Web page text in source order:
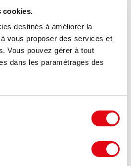
cookies.
destinés à améliorer la
vous proposer des services et
Vous pouvez gérer à tout
dans les paramétrages des